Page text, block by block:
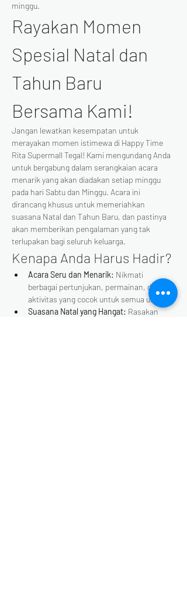
minggu.
Rayakan Momen
Spesial Natal dan
Tahun Baru
Bersama Kami!
Jangan lewatkan kesempatan untuk
merayakan momen istimewa di Happy Time
Rita Supermall Tegal! Kami mengundang Anda
untuk bergabung dalam serangkaian acara
menarik yang akan diadakan setiap minggu
pada hari Sabtu dan Minggu. Acara ini
dirancang khusus untuk memeriahkan
suasana Natal dan Tahun Baru, dan pastinya
akan memberikan pengalaman yang tak
terlupakan bagi seluruh keluarga.
Kenapa Anda Harus Hadir?
Acara Seru dan Menarik: Nikmati
berbagai pertunjukan, permainan, dan
aktivitas yang cocok untuk semua usia.
Suasana Natal yang Hangat: Rasakan